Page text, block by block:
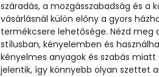
száradás, a mozgásszabadság és a
vásárlásnál külön előny a gyors
termékcsere lehetősége. Nézd meg
stílusban, kényelemben és
kényelmes anyagok és szabás
jelentik, így könnyebb olyan szettet